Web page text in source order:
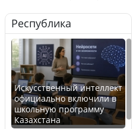
Республика
Искусственный интеллект
официально включили в
школьную программу
Казахстана